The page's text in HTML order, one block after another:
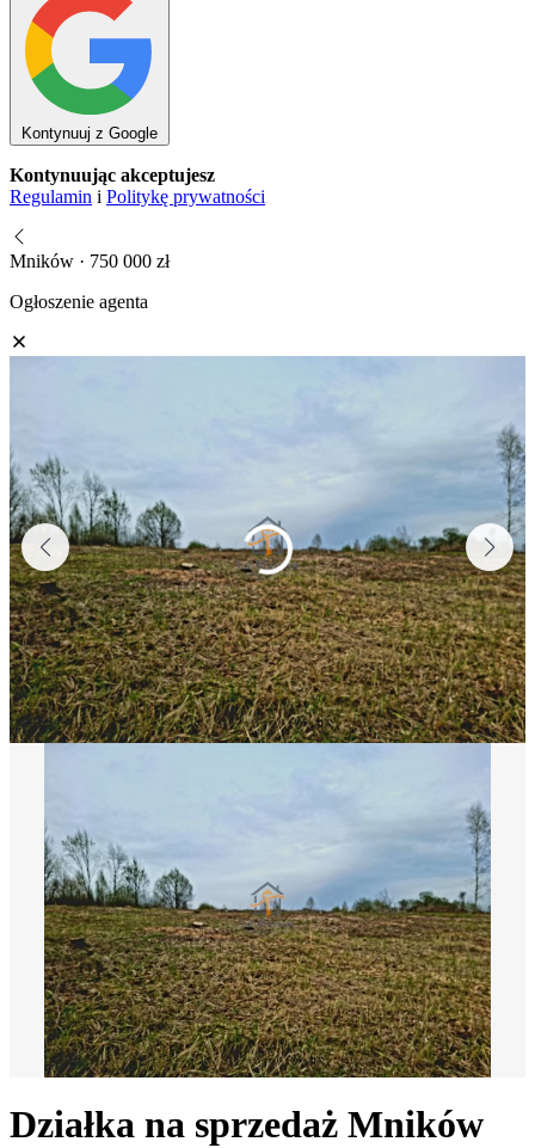
Kontynuuj z Google
Kontynuując akceptujesz
Regulamin i Politykę prywatności
Mników · 750 000 zł
Ogłoszenie agenta
Działka na sprzedaż Mników